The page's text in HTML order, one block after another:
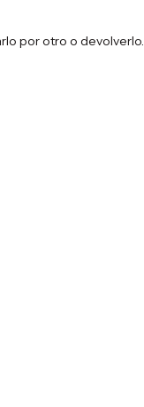
por otro o devolverlo.